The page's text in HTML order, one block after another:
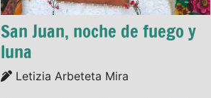
San Juan, noche de fuego y
luna
Details
Letizia Arbeteta Mira